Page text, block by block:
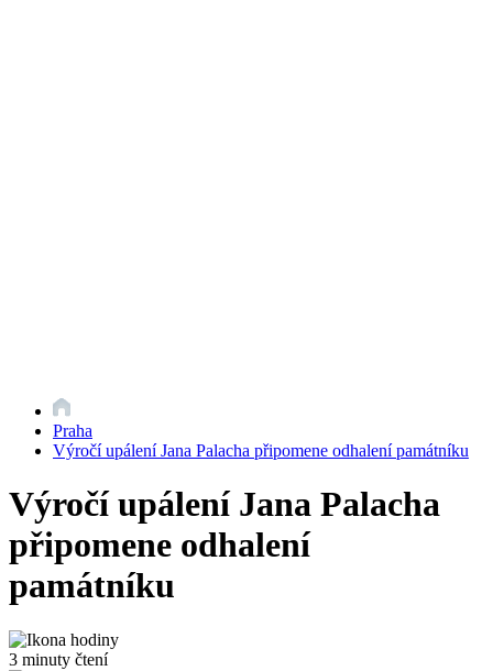
Praha
Výročí upálení Jana Palacha připomene odhalení památníku
Výročí upálení Jana Palacha
připomene odhalení
památníku
3 minuty čtení